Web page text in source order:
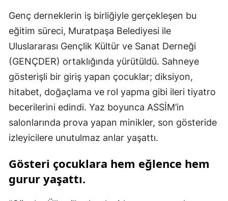
Genç derneklerin iş birliğiyle gerçekleşen bu
eğitim süreci, Muratpaşa Belediyesi ile
Uluslararası Gençlik Kültür ve Sanat Derneği
(GENÇDER) ortaklığında yürütüldü. Sahneye
gösterişli bir giriş yapan çocuklar; diksiyon,
hitabet, doğaçlama ve rol yapma gibi ileri tiyatro
becerilerini edindi. Yaz boyunca ASSİM’in
salonlarında prova yapan minikler, son gösteride
izleyicilere unutulmaz anlar yaşattı.
Gösteri çocuklara hem eğlence hem
gurur yaşattı.